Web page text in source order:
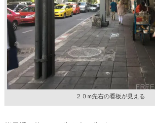
２０m先右の看板が見える